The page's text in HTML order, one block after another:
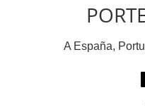
A España,